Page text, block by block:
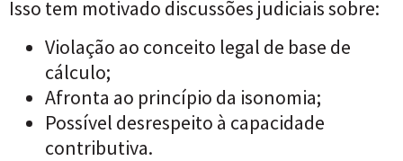
Isso tem motivado discussões judiciais sobre:
Violação ao conceito legal de base de
cálculo;
Afronta ao princípio da isonomia;
Possível desrespeito à capacidade
contributiva.